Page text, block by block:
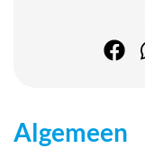
Kenmerken
Algemeen